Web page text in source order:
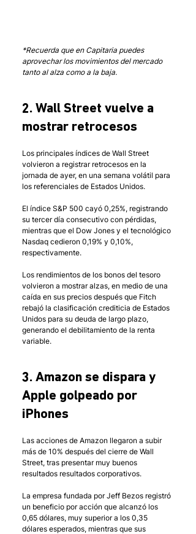
*Recuerda que en Capitaria puedes
aprovechar los movimientos del mercado
tanto al alza como a la baja.
2. Wall Street vuelve a
mostrar retrocesos
Los principales índices de Wall Street
volvieron a registrar retrocesos en la
jornada de ayer, en una semana volátil para
los referenciales de Estados Unidos.
El índice S&P 500 cayó 0,25%, registrando
su tercer día consecutivo con pérdidas,
mientras que el Dow Jones y el tecnológico
Nasdaq cedieron 0,19% y 0,10%,
respectivamente.
Los rendimientos de los bonos del tesoro
volvieron a mostrar alzas, en medio de una
caída en sus precios después que Fitch
rebajó la clasificación crediticia de Estados
Unidos para su deuda de largo plazo,
generando el debilitamiento de la renta
variable.
3. Amazon se dispara y
Apple golpeado por
iPhones
Las acciones de Amazon llegaron a subir
más de 10% después del cierre de Wall
Street, tras presentar muy buenos
resultados resultados corporativos.
La empresa fundada por Jeff Bezos registró
un beneficio por acción que alcanzó los
0,65 dólares, muy superior a los 0,35
dólares esperados, mientras que sus